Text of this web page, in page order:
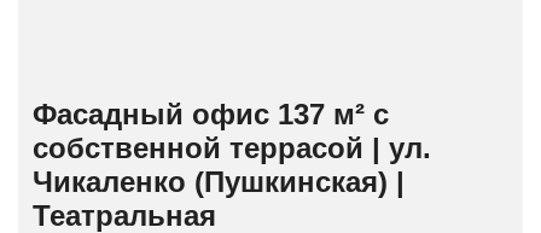
Фасадный офис 137 м² с
собственной террасой | ул.
Чикаленко (Пушкинская) |
Театральная